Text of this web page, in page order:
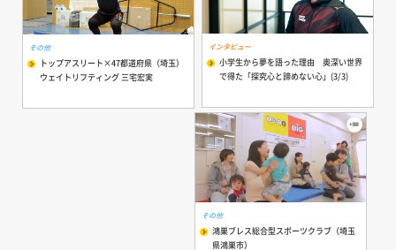
その他
トップアスリート×47都道府県（埼玉）
ウェイトリフティング 三宅宏実
インタビュー
小学生から夢を語った理由 奥深い世界
で得た「探究心と諦めない心」(3/3)
その他
鴻巣ブレス総合型スポーツクラブ（埼玉
県鴻巣市）